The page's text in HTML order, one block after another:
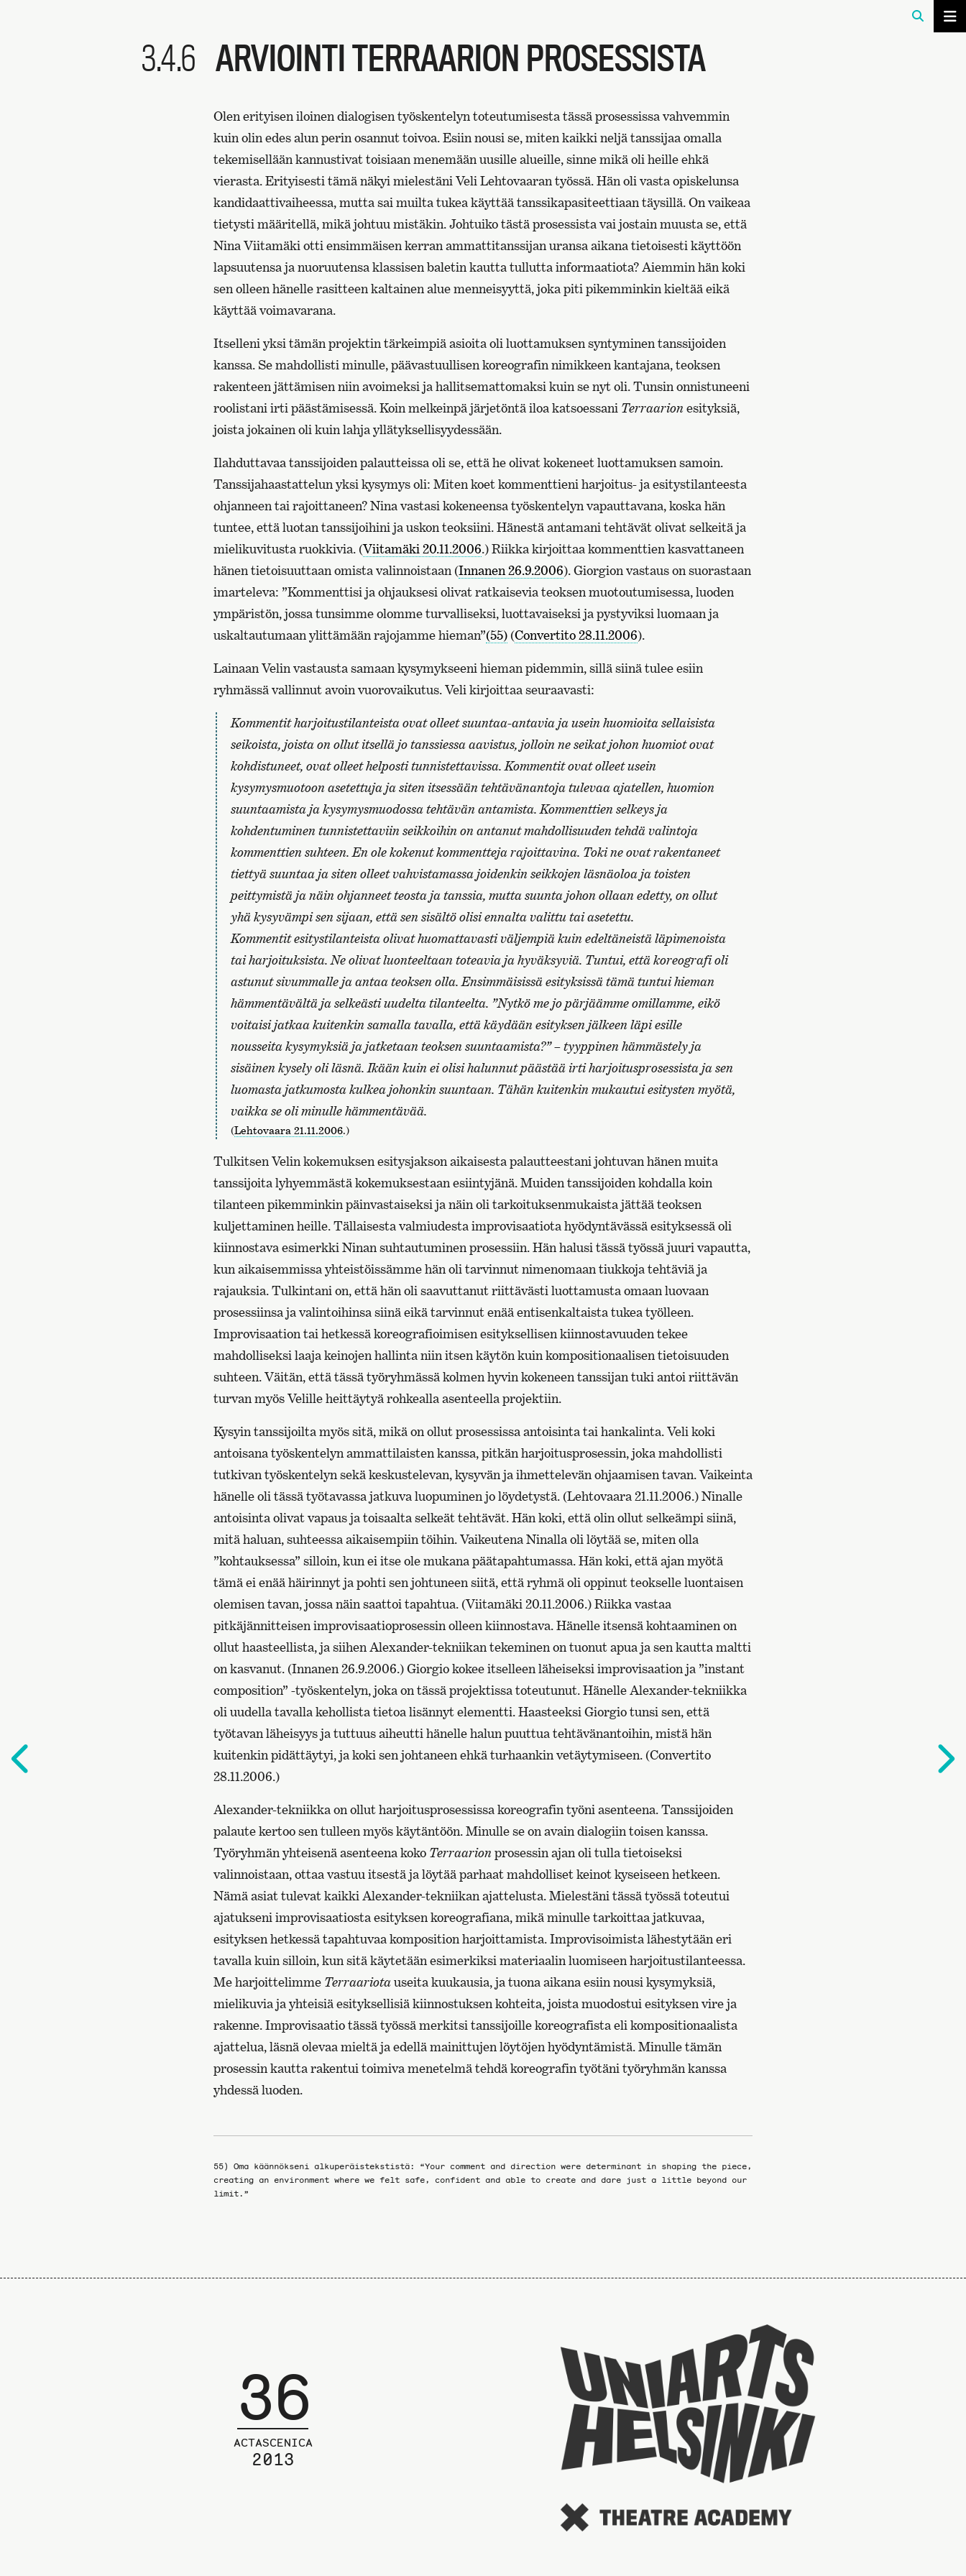
3.4.6 ARVIOINTI TERRAARION PROSESSISTA
Olen erityisen iloinen dialogisen työskentelyn toteutumisesta tässä prosessissa vahvemmin
kuin olin edes alun perin osannut toivoa. Esiin nousi se, miten kaikki neljä tanssijaa omalla
tekemisellään kannustivat toisiaan menemään uusille alueille, sinne mikä oli heille ehkä
vierasta. Erityisesti tämä näkyi mielestäni Veli Lehtovaaran työssä. Hän oli vasta opiskelunsa
kandidaattivaiheessa, mutta sai muilta tukea käyttää tanssikapasiteettiaan täysillä. On vaikeaa
tietysti määritellä, mikä johtuu mistäkin. Johtuiko tästä prosessista vai jostain muusta se, että
Nina Viitamäki otti ensimmäisen kerran ammattitanssijan uransa aikana tietoisesti käyttöön
lapsuutensa ja nuoruutensa klassisen baletin kautta tullutta informaatiota? Aiemmin hän koki
sen olleen hänelle rasitteen kaltainen alue menneisyyttä, joka piti pikemminkin kieltää eikä
käyttää voimavarana.
Itselleni yksi tämän projektin tärkeimpiä asioita oli luottamuksen syntyminen tanssijoiden
kanssa. Se mahdollisti minulle, päävastuullisen koreografin nimikkeen kantajana, teoksen
rakenteen jättämisen niin avoimeksi ja hallitsemattomaksi kuin se nyt oli. Tunsin onnistuneeni
roolistani irti päästämisessä. Koin melkeinpä järjetöntä iloa katsoessani Terraarionesityksiä,
joista jokainen oli kuin lahja yllätyksellisyydessään.
Ilahduttavaa tanssijoiden palautteissa oli se, että he olivat kokeneet luottamuksen samoin.
Tanssijahaastattelun yksi kysymys oli: Miten koet kommenttieni harjoitus- ja esitystilanteesta
ohjanneen tai rajoittaneen? Nina vastasi kokeneensa työskentelyn vapauttavana, koska hän
tuntee, että luotan tanssijoihini ja uskon teoksiini. Hänestä antamani tehtävät olivat selkeitä ja
mielikuvitusta ruokkivia. (Viitamäki 20.11.2006.) Riikka kirjoittaa kommenttien kasvattaneen
hänen tietoisuuttaan omista valinnoistaan (Innanen 26.9.2006). Giorgion vastaus on suorastaan
imarteleva: ”Kommenttisi ja ohjauksesi olivat ratkaisevia teoksen muotoutumisessa, luoden
ympäristön, jossa tunsimme olomme turvalliseksi, luottavaiseksi ja pystyviksi luomaan ja
uskaltautumaan ylittämään rajojamme hieman”(55) (Convertito 28.11.2006).
Lainaan Velin vastausta samaan kysymykseeni hieman pidemmin, sillä siinä tulee esiin
ryhmässä vallinnut avoin vuorovaikutus. Veli kirjoittaa seuraavasti:
Kommentit harjoitustilanteista ovat olleet suuntaa-antavia ja usein huomioita sellaisista
seikoista, joista on ollut itsellä jo tanssiessa aavistus, jolloin ne seikat johon huomiot ovat
kohdistuneet, ovat olleet helposti tunnistettavissa. Kommentit ovat olleet usein
kysymysmuotoon asetettuja ja siten itsessään tehtävänantoja tulevaa ajatellen, huomion
suuntaamista ja kysymysmuodossa tehtävän antamista. Kommenttien selkeys ja
kohdentuminen tunnistettaviin seikkoihin on antanut mahdollisuuden tehdä valintoja
kommenttien suhteen. En ole kokenut kommentteja rajoittavina. Toki ne ovat rakentaneet
tiettyä suuntaa ja siten olleet vahvistamassa joidenkin seikkojen läsnäoloa ja toisten
peittymistä ja näin ohjanneet teosta ja tanssia, mutta suunta johon ollaan edetty, on ollut
yhä kysyvämpi sen sijaan, että sen sisältö olisi ennalta valittu tai asetettu.
Kommentit esitystilanteista olivat huomattavasti väljempiä kuin edeltäneistä läpimenoista
tai harjoituksista. Ne olivat luonteeltaan toteavia ja hyväksyviä. Tuntui, että koreografi oli
astunut sivummalle ja antaa teoksen olla. Ensimmäisissä esityksissä tämä tuntui hieman
hämmentävältä ja selkeästi uudelta tilanteelta. ”Nytkö me jo pärjäämme omillamme, eikö
voitaisi jatkaa kuitenkin samalla tavalla, että käydään esityksen jälkeen läpi esille
nousseita kysymyksiä ja jatketaan teoksen suuntaamista?” – tyyppinen hämmästely ja
sisäinen kysely oli läsnä. Ikään kuin ei olisi halunnut päästää irti harjoitusprosessista ja sen
luomasta jatkumosta kulkea johonkin suuntaan. Tähän kuitenkin mukautui esitysten myötä,
vaikka se oli minulle hämmentävää.
(Lehtovaara 21.11.2006.)
Tulkitsen Velin kokemuksen esitysjakson aikaisesta palautteestani johtuvan hänen muita
tanssijoita lyhyemmästä kokemuksestaan esiintyjänä. Muiden tanssijoiden kohdalla koin
tilanteen pikemminkin päinvastaiseksi ja näin oli tarkoituksenmukaista jättää teoksen
kuljettaminen heille. Tällaisesta valmiudesta improvisaatiota hyödyntävässä esityksessä oli
kiinnostava esimerkki Ninan suhtautuminen prosessiin. Hän halusi tässä työssä juuri vapautta,
kun aikaisemmissa yhteistöissämme hän oli tarvinnut nimenomaan tiukkoja tehtäviä ja
rajauksia. Tulkintani on, että hän oli saavuttanut riittävästi luottamusta omaan luovaan
prosessiinsa ja valintoihinsa siinä eikä tarvinnut enää entisenkaltaista tukea työlleen.
Improvisaation tai hetkessä koreografioimisen esityksellisen kiinnostavuuden tekee
mahdolliseksi laaja keinojen hallinta niin itsen käytön kuin kompositionaalisen tietoisuuden
suhteen. Väitän, että tässä työryhmässä kolmen hyvin kokeneen tanssijan tuki antoi riittävän
turvan myös Velille heittäytyä rohkealla asenteella projektiin.
Kysyin tanssijoilta myös sitä, mikä on ollut prosessissa antoisinta tai hankalinta. Veli koki
antoisana työskentelyn ammattilaisten kanssa, pitkän harjoitusprosessin, joka mahdollisti
tutkivan työskentelyn sekä keskustelevan, kysyvän ja ihmettelevän ohjaamisen tavan. Vaikeinta
hänelle oli tässä työtavassa jatkuva luopuminen jo löydetystä. (Lehtovaara 21.11.2006.) Ninalle
antoisinta olivat vapaus ja toisaalta selkeät tehtävät. Hän koki, että olin ollut selkeämpi siinä,
mitä haluan, suhteessa aikaisempiin töihin. Vaikeutena Ninalla oli löytää se, miten olla
”kohtauksessa” silloin, kun ei itse ole mukana päätapahtumassa. Hän koki, että ajan myötä
tämä ei enää häirinnyt ja pohti sen johtuneen siitä, että ryhmä oli oppinut teokselle luontaisen
olemisen tavan, jossa näin saattoi tapahtua. (Viitamäki 20.11.2006.) Riikka vastaa
pitkäjännitteisen improvisaatioprosessin olleen kiinnostava. Hänelle itsensä kohtaaminen on
ollut haasteellista, ja siihen Alexander-tekniikan tekeminen on tuonut apua ja sen kautta maltti
on kasvanut. (Innanen 26.9.2006.) Giorgio kokee itselleen läheiseksi improvisaation ja ”instant
composition” -työskentelyn, joka on tässä projektissa toteutunut. Hänelle Alexander-tekniikka
oli uudella tavalla kehollista tietoa lisännyt elementti. Haasteeksi Giorgio tunsi sen, että
työtavan läheisyys ja tuttuus aiheutti hänelle halun puuttua tehtävänantoihin, mistä hän
kuitenkin pidättäytyi, ja koki sen johtaneen ehkä turhaankin vetäytymiseen. (Convertito
28.11.2006.)
Alexander-tekniikka on ollut harjoitusprosessissa koreografin työni asenteena. Tanssijoiden
palaute kertoo sen tulleen myös käytäntöön. Minulle se on avain dialogiin toisen kanssa.
Työryhmän yhteisenä asenteena koko Terraarionprosessin ajan oli tulla tietoiseksi
valinnoistaan, ottaa vastuu itsestä ja löytää parhaat mahdolliset keinot kyseiseen hetkeen.
Nämä asiat tulevat kaikki Alexander-tekniikan ajattelusta. Mielestäni tässä työssä toteutui
ajatukseni improvisaatiosta esityksen koreografiana, mikä minulle tarkoittaa jatkuvaa,
esityksen hetkessä tapahtuvaa komposition harjoittamista. Improvisoimista lähestytään eri
tavalla kuin silloin, kun sitä käytetään esimerkiksi materiaalin luomiseen harjoitustilanteessa.
Me harjoittelimme Terraariotauseita kuukausia, ja tuona aikana esiin nousi kysymyksiä,
mielikuvia ja yhteisiä esityksellisiä kiinnostuksen kohteita, joista muodostui esityksen vire ja
rakenne. Improvisaatio tässä työssä merkitsi tanssijoille koreografista eli kompositionaalista
ajattelua, läsnä olevaa mieltä ja edellä mainittujen löytöjen hyödyntämistä. Minulle tämän
prosessin kautta rakentui toimiva menetelmä tehdä koreografin työtäni työryhmän kanssa
yhdessä luoden.
55) Oma käännökseni alkuperäistekstistä: “Your comment and direction were determinant in shaping the piece,
creating an environment where we felt safe, confident and able to create and dare just a little beyond our
limit.”
36
ACTASCENICA
2013